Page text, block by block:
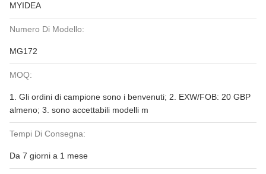
MYIDEA
Numero Di Modello:
MG172
MOQ:
1. Gli ordini di campione sono i benvenuti; 2. EXW/FOB: 20 GBP
almeno; 3. sono accettabili modelli m
Tempi Di Consegna:
Da 7 giorni a 1 mese